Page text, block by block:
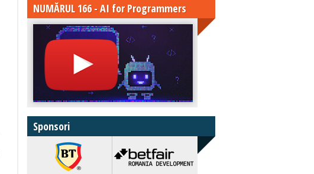
NUMĂRUL 166 - AI for Programmers
Sponsori